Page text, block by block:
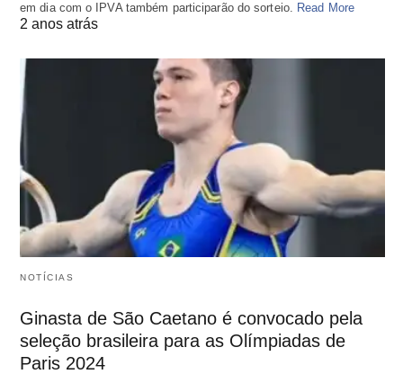
em dia com o IPVA também participarão do sorteio. Read More
2 anos atrás
NOTÍCIAS
Ginasta de São Caetano é convocado pela
seleção brasileira para as Olímpiadas de
Paris 2024